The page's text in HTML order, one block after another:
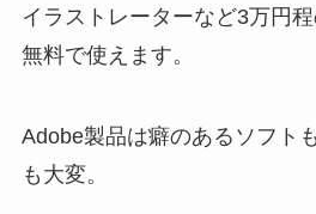
イラストレーターなど3万円
無料で使えます。
Adobe製品は癖のあるソフト
も大変。